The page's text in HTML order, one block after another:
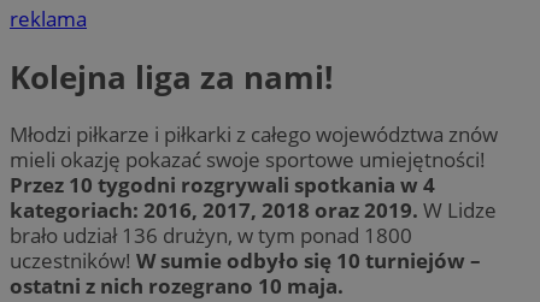
reklama
Kolejna liga za nami!
Młodzi piłkarze i piłkarki z całego województwa znów
mieli okazję pokazać swoje sportowe umiejętności!
Przez 10 tygodni rozgrywali spotkania w 4
kategoriach: 2016, 2017, 2018 oraz 2019. W Lidze
brało udział 136 drużyn, w tym ponad 1800
uczestników! W sumie odbyło się 10 turniejów –
ostatni z nich rozegrano 10 maja.